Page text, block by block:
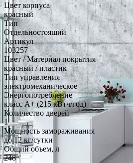
Цвет корпуса
красный
Тип
Отдельностоящий
Артикул
103257
Цвет / Материал покрытия
красный / пластик
Тип управления
электромеханическое
Энергопотребление
класс A+ (215 кВтч/год)
Количество дверей
1
Мощность замораживания
до 12 кг/cутки
Общий объем, л
248